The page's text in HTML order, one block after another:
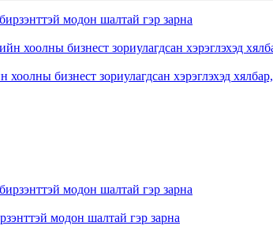
бизнест зориулагдсан хэрэглэхэд хялбар,
модон шалтай гэр зарна